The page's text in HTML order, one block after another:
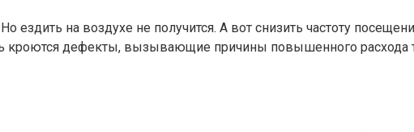
на воздухе не получится. А вот снизить частоту
кроются дефекты, вызывающие причины повышенного расхода